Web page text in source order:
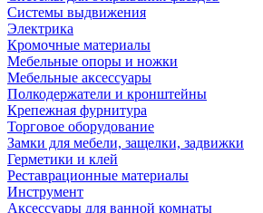
Системы выдвижения
Электрика
Кромочные материалы
Мебельные опоры и ножки
Мебельные аксессуары
Полкодержатели и кронштейны
Крепежная фурнитура
Торговое оборудование
Замки для мебели, защелки, задвижки
Герметики и клей
Реставрационные материалы
Инструмент
Аксессуары для ванной комнаты